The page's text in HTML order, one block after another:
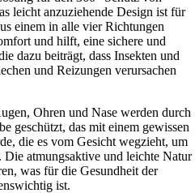
leicht anzuziehende Design ist für
einem in alle vier Richtungen
und hilft, eine sichere und
dazu beiträgt, dass Insekten und
und Reizungen verursachen
Ohren und Nase werden durch
geschützt, das mit einem gewissen
die es vom Gesicht wegzieht, um
Die atmungsaktive und leichte Natur
was für die Gesundheit der
ist.